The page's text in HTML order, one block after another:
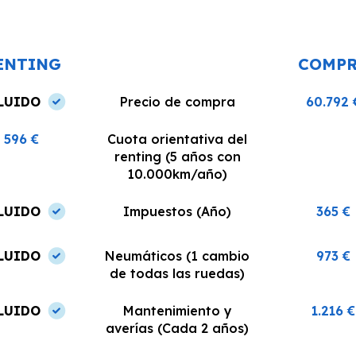
Precio de compra 60.792
596 €
Cuota orientativa del
renting (5 años con
10.000km/año)
Impuestos (Año) 365 €
Neumáticos (1 cambio
de todas las ruedas)
973 €
Mantenimiento y
averías (Cada 2 años)
1.216 €